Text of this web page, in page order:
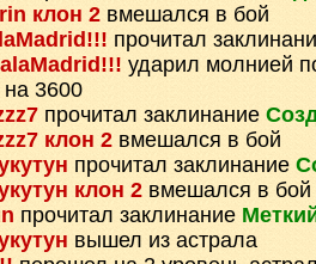
клон 2 вмешался в бой
прочитал
ударил молнией
на 3600
прочитал заклинание
клон 2 вмешался в бой
прочитал заклинание
клон 2 вмешался в бой
прочитал заклинание
вышел из астрала